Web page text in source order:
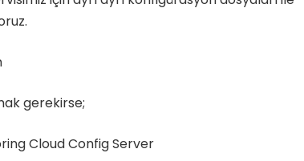
gerekirse;